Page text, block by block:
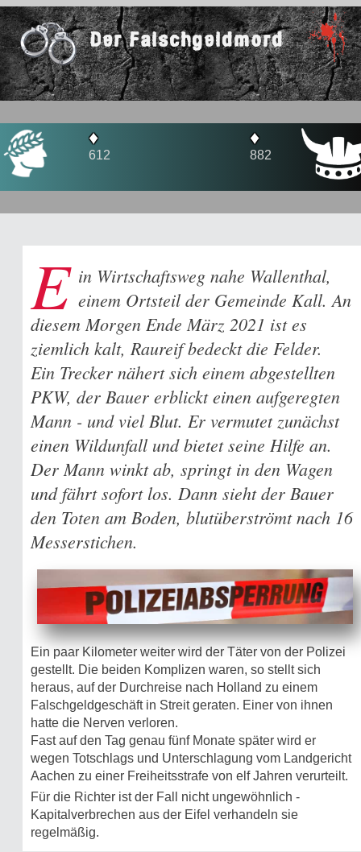
Der Falschgeldmord
♦
612
E in Wirtschaftsweg nahe Wallenthal,
einem Ortsteil der Gemeinde Kall. An
diesem Morgen Ende März 2021 ist es
ziemlich kalt, Raureif bedeckt die Felder.
Ein Trecker nähert sich einem abgestellten
PKW, der Bauer erblickt einen aufgeregten
Mann - und viel Blut. Er vermutet zunächst
einen Wildunfall und bietet seine Hilfe an.
Der Mann winkt ab, springt in den Wagen
und fährt sofort los. Dann sieht der Bauer
den Toten am Boden, blutüberströmt nach 16
Messerstichen.
Ein paar Kilometer weiter wird der Täter von der Polizei
gestellt. Die beiden Komplizen waren, so stellt sich
heraus, auf der Durchreise nach Holland zu einem
Falschgeldgeschäft in Streit geraten. Einer von ihnen
hatte die Nerven verloren.
Fast auf den Tag genau fünf Monate später wird er
wegen Totschlags und Unterschlagung vom Landgericht
Aachen zu einer Freiheitsstrafe von elf Jahren verurteilt.
Für die Richter ist der Fall nicht ungewöhnlich -
Kapitalverbrechen aus der Eifel verhandeln sie
regelmäßig.